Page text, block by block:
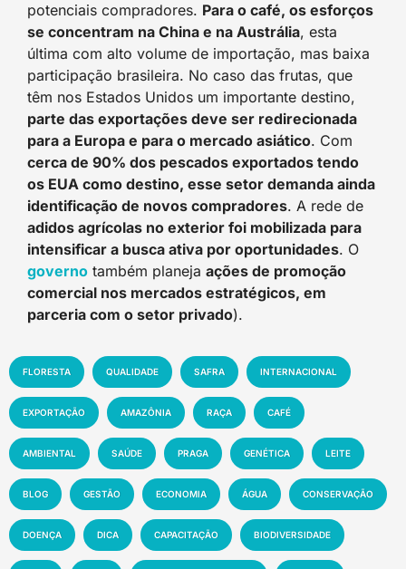
potenciais compradores. Para o café, os esforços
se concentram na China e na Austrália, esta
última com alto volume de importação, mas baixa
participação brasileira. No caso das frutas, que
têm nos Estados Unidos um importante destino,
parte das exportações deve ser redirecionada
para a Europa e para o mercado asiático. Com
cerca de 90% dos pescados exportados tendo
os EUA como destino, esse setor demanda ainda
identificação de novos compradores. A rede de
adidos agrícolas no exterior foi mobilizada para
intensificar a busca ativa por oportunidades. O
governo também planeja ações de promoção
comercial nos mercados estratégicos, em
parceria com o setor privado).
FLORESTA QUALIDADE SAFRA INTERNACIONAL
EXPORTAÇÃO AMAZÔNIA RAÇA CAFÉ
AMBIENTAL SAÚDE PRAGA GENÉTICA LEITE
BLOG GESTÃO ECONOMIA ÁGUA CONSERVAÇÃO
DOENÇA DICA CAPACITAÇÃO BIODIVERSIDADE